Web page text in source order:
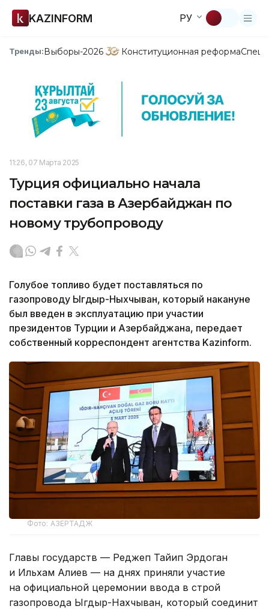
KAZINFORM РУ
Тренды:Выборы-2026 Конституционная реформа
11:26, 07 Марта 2025
Турция официально начала
поставки газа в Азербайджан по
новому трубопроводу
Голубое топливо будет поставляться по
газопроводу Ыгдыр-Ныхчыван, который накануне
был введен в эксплуатацию при участии
президентов Турции и Азербайджана, передает
собственный корреспондент агентства Kazinform.
Фото: АЗЕРТАДЖ
Главы государств — Реджеп Тайип Эрдоган
и Ильхам Алиев — на днях приняли участие
на официальной церемонии ввода в строй
газопровода Ыгдыр-Нахчыван, который соединит